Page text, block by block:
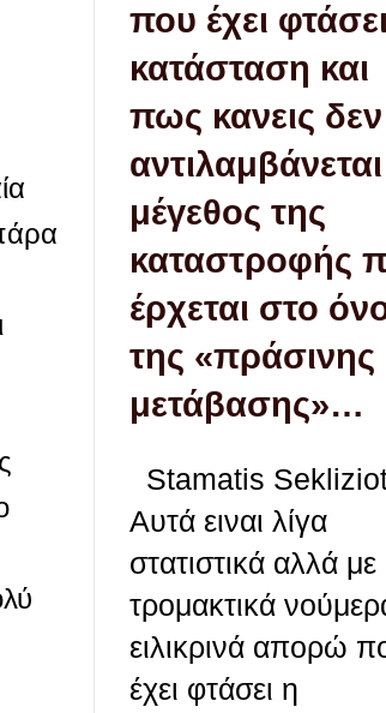
που έχει
κατάσταση και
πως κανεις δεν
μέγεθος της
καταστροφής
έρχεται στο
της «πράσινης
μετάβασης»…
Stamatis
Aυτά ειναι λίγα
στατιστικά αλλά με
τρομακτικά
ειλικρινά απορώ
έχει φτάσει η